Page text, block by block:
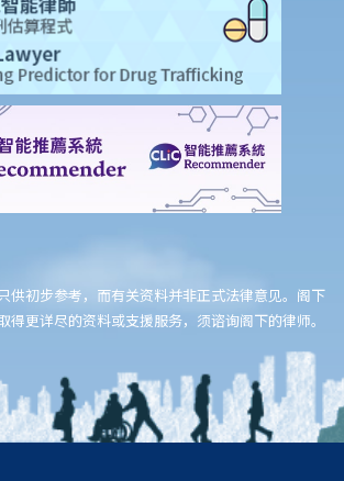
葬费
产的权力
和受信责任
么办？
遗嘱者拥有的婚姻物业？
遗产？
供初步参考，而有关资料并非正式法律意见。阁下
得更详尽的资料或支援服务，须谘询阁下的律师。